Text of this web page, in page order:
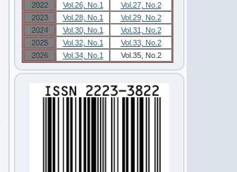
2022
Vol.26, No.1
Vol.27, No.2
2023
Vol.28, No.1
Vol.29, No.2
2024
Vol.30, No.1
Vol.31, No.2
2025
Vol.32, No.1
Vol.33, No.2
2026
Vol.34, No.1 Vol.35, No.2